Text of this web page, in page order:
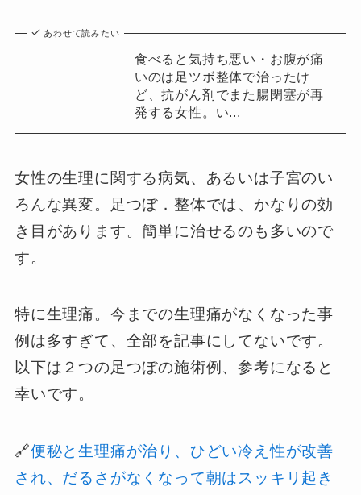
あわせて読みたい
食べると気持ち悪い・お腹が痛
いのは足ツボ整体で治ったけ
ど、抗がん剤でまた腸閉塞が再
発する女性。い...
女性の生理に関する病気、あるいは子宮のい
ろんな異変。足つぼ．整体では、かなりの効
き目があります。簡単に治せるのも多いので
す。
特に生理痛。今までの生理痛がなくなった事
例は多すぎて、全部を記事にしてないです。
以下は２つの足つぼの施術例、参考になると
幸いです。
🔗便秘と生理痛が治り、ひどい冷え性が改善
され、だるさがなくなって朝はスッキリ起き